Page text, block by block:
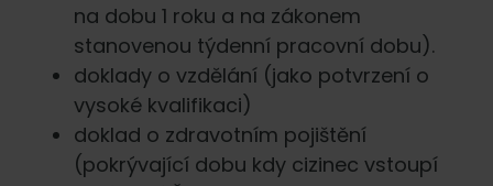
na dobu 1 roku a na zákonem
stanovenou týdenní pracovní dobu).
doklady o vzdělání (jako potvrzení o
vysoké kvalifikaci)
doklad o zdravotním pojištění
(pokrývající dobu kdy cizinec vstoupí